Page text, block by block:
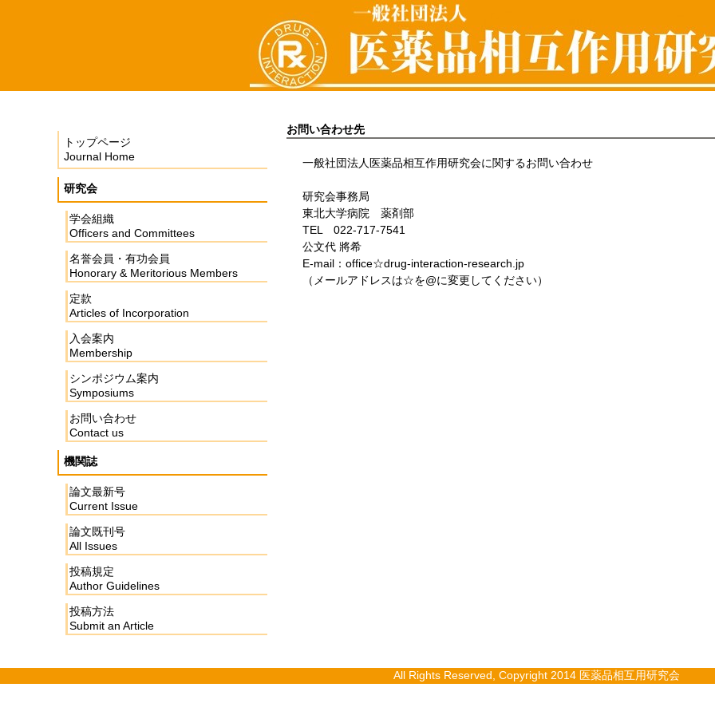
トップページ
Journal Home
研究会
学会組織
Officers and Committees
名誉会員・有功会員
Honorary & Meritorious Members
定款
Articles of Incorporation
入会案内
Membership
シンポジウム案内
Symposiums
お問い合わせ
Contact us
機関誌
論文最新号
Current Issue
論文既刊号
All Issues
投稿規定
Author Guidelines
投稿方法
Submit an Article
お問い合わせ先
一般社団法人医薬品相互作用研究会に関するお問い合わせ
研究会事務局
東北大学病院 薬剤部
TEL 022-717-7541
公文代 將希
E-mail：office☆drug-interaction-research.jp
（メールアドレスは☆を@に変更してください）
All Rights Reserved, Copyright 2014 医薬品相互用研究会